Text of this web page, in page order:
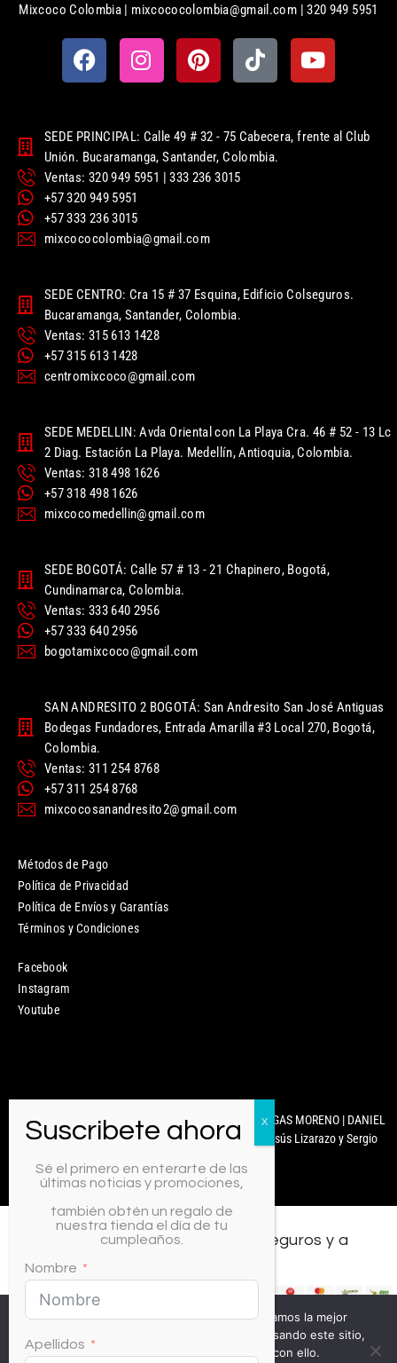
Mixcoco Colombia | mixcococolombia@gmail.com | 320 949 5951
SEDE PRINCIPAL: Calle 49 # 32 - 75 Cabecera, frente al Club
Unión. Bucaramanga, Santander, Colombia.
Ventas: 320 949 5951 | 333 236 3015
+57 320 949 5951
+57 333 236 3015
mixcococolombia@gmail.com
SEDE CENTRO: Cra 15 # 37 Esquina, Edificio Colseguros.
Bucaramanga, Santander, Colombia.
Ventas: 315 613 1428
+57 315 613 1428
centromixcoco@gmail.com
SEDE MEDELLIN: Avda Oriental con La Playa Cra. 46 # 52 - 13 Lc
2 Diag. Estación La Playa. Medellín, Antioquia, Colombia.
Ventas: 318 498 1626
+57 318 498 1626
mixcocomedellin@gmail.com
SEDE BOGOTÁ: Calle 57 # 13 - 21 Chapinero, Bogotá,
Cundinamarca, Colombia.
Ventas: 333 640 2956
+57 333 640 2956
bogotamixcoco@gmail.com
SAN ANDRESITO 2 BOGOTÁ: San Andresito San José Antiguas
Bodegas Fundadores, Entrada Amarilla #3 Local 270, Bogotá,
Colombia.
Ventas: 311 254 8768
+57 311 254 8768
mixcocosanandresito2@gmail.com
Métodos de Pago
Política de Privacidad
Política de Envíos y Garantías
Términos y Condiciones
Facebook
Instagram
Youtube
Mixcoco Colombia | Antonella Nails | MARYURY ARENGAS MORENO | DANIEL
CARABALLO | © 2025 Diseñado y Desarrollado por Jesús Lizarazo y Sergio
Todos los medios de pago, seguros y a
Sé el primero en enterarte de las
últimas noticias y promociones,
también obtén un regalo de
nuestra tienda el día de tu
cumpleaños.
Nombre
Apellidos
Usamos cookies para asegurar que te damos la mejor
experiencia en nuestra web. Si continúas usando este sitio,
asumiremos que estás de acuerdo con ello.